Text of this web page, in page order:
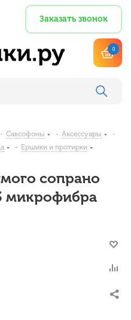
Заказать звонок
0
- Саксофоны - Аксессуары
-
- Ершики и протирки
сопрано
микрофибра